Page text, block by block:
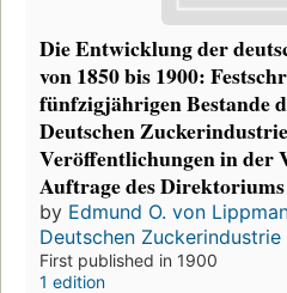
Die Entwicklung der
von 1850 bis 1900:
fünfzigjährigen Bestande
Deutschen
Veröffentlichungen in der
Auftrage des
by Edmund O. von
Deutschen Zuckerindustrie
First published in 1900
1 edition